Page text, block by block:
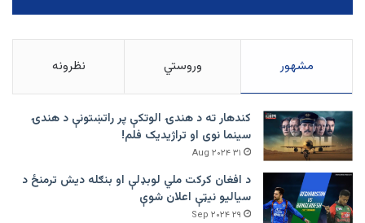
مشهور وروستي نظرونه
کندهار ته د هندۍ الوتکې پر راتښتونې د هندۍ
سینما نوی او تراژيديک فلم!
۳۱ Aug ۲۰۲۴
د افغان کرکت ملي لوبډلې او بنګله دیش ترمنځ د
سیالیو نیټې اعلان شوې
۲۹ Sep ۲۰۲۴